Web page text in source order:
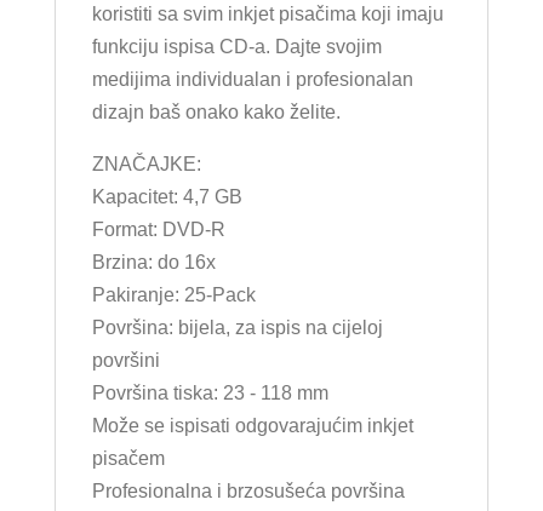
koristiti sa svim inkjet pisačima koji imaju
funkciju ispisa CD-a. Dajte svojim
medijima individualan i profesionalan
dizajn baš onako kako želite.
ZNAČAJKE:
Kapacitet: 4,7 GB
Format: DVD-R
Brzina: do 16x
Pakiranje: 25-Pack
Površina: bijela, za ispis na cijeloj
površini
Površina tiska: 23 - 118 mm
Može se ispisati odgovarajućim inkjet
pisačem
Profesionalna i brzosušeća površina